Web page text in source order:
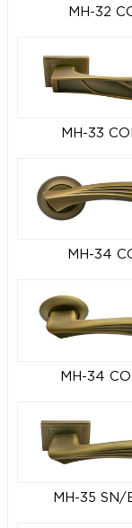
MH-32
MH-33
MH-34
MH-34
MH-35 SN/